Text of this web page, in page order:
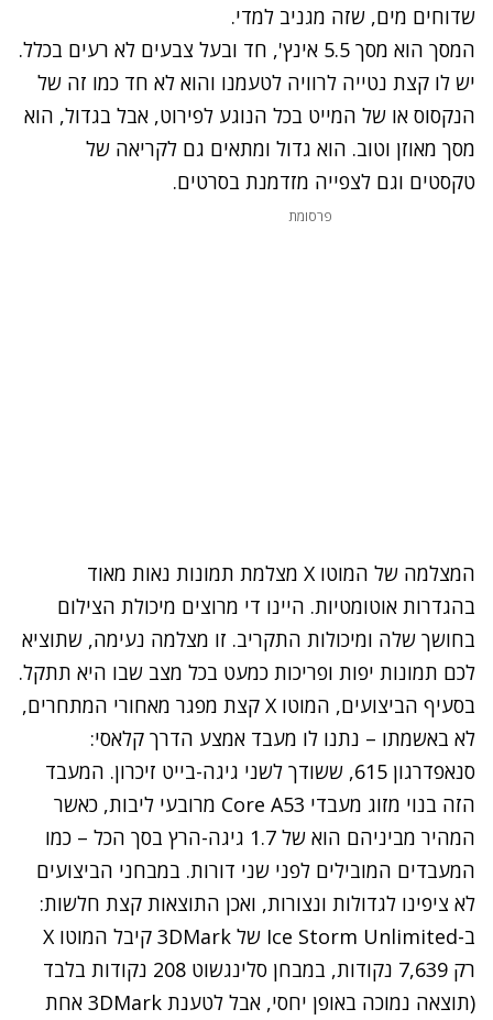
שדוחים מים, שזה מגניב למדי.
המסך הוא מסך 5.5 אינץ', חד ובעל צבעים לא רעים בכלל.
יש לו קצת נטייה לרוויה לטעמנו והוא לא חד כמו זה של
הנקסוס או של המייט בכל הנוגע לפירוט, אבל בגדול, הוא
מסך מאוזן וטוב. הוא גדול ומתאים גם לקריאה של
טקסטים וגם לצפייה מזדמנת בסרטים.
פרסומת
המצלמה של המוטו X מצלמת תמונות נאות מאוד
בהגדרות אוטומטיות. היינו די מרוצים מיכולת הצילום
בחושך שלה ומיכולות התקריב. זו מצלמה נעימה, שתוציא
לכם תמונות יפות ופריכות כמעט בכל מצב שבו היא תתקל.
בסעיף הביצועים, המוטו X קצת מפגר מאחורי המתחרים,
לא באשמתו – נתנו לו מעבד אמצע הדרך קלאסי:
סנאפדרגון 615, ששודך לשני גיגה-בייט זיכרון. המעבד
הזה בנוי מזוג מעבדי Core A53 מרובעי ליבות, כאשר
המהיר מביניהם הוא של 1.7 גיגה-הרץ בסך הכל – כמו
המעבדים המובילים לפני שני דורות. במבחני הביצועים
לא ציפינו לגדולות ונצורות, ואכן התוצאות קצת חלשות:
ב-Ice Storm Unlimited של 3DMark קיבל המוטו X
רק 7,639 נקודות, במבחן סלינגשוט 208 נקודות בלבד
(תוצאה נמוכה באופן יחסי, אבל לטענת 3DMark אחת